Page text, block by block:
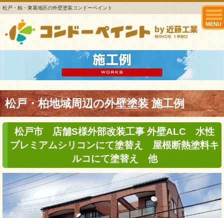
松戸・柏・東葛地区の外壁塗装コンドーペイント
MENU
松戸・柏地域周辺の外壁塗装 施工例
松戸市 店舗S様外部改装工事 外壁ALC 水性
プレミアムシリコンにて塗替え 屋根断熱塗料キ
ルコにて塗替え 他